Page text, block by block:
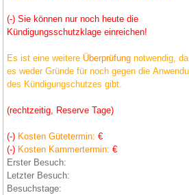
(-) Sie können nur noch heute die
Kündigungsschutzklage einreichen!
Es ist eine weitere Überprüfung notwendig, da
es weder Gründe für noch gegen die
des Kündigungschutzes gibt.
(rechtzeitig, Reserve Tage)
(-) Kosten Gütetermin: €
(-) Kosten Kammertermin: €
Erster Besuch:
Letzter Besuch:
Besuchstage: